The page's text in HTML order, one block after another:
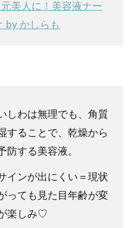
美人に！美容液ナー
by かしらも
しわは無理でも、角質
することで、乾燥から
防する美容液。
インが出にくい＝現状
っても見た目年齢が変
楽しみ♡